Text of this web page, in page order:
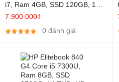
i7, Ram 4GB, SSD 120GB, 14
inch HD
7.900.000₫
0 đánh giá